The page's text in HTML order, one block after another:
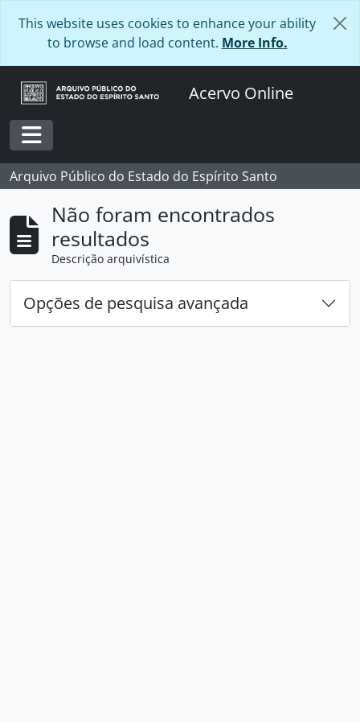
This website uses cookies to enhance your ability
to browse and load content. More Info.
Acervo Online
Toggle navigation
Arquivo Público do Estado do Espírito Santo
Não foram encontrados
resultados
Descrição arquivística
Opções de pesquisa avançada